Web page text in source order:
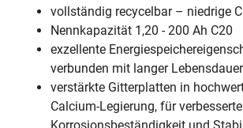
vollständig recycelbar – niedrige
Nennkapazität 1,20 - 200 Ah C20
exzellente
verbunden mit langer Lebensdauer
verstärkte Gitterplatten in
Calcium-Legierung, für verbesserte